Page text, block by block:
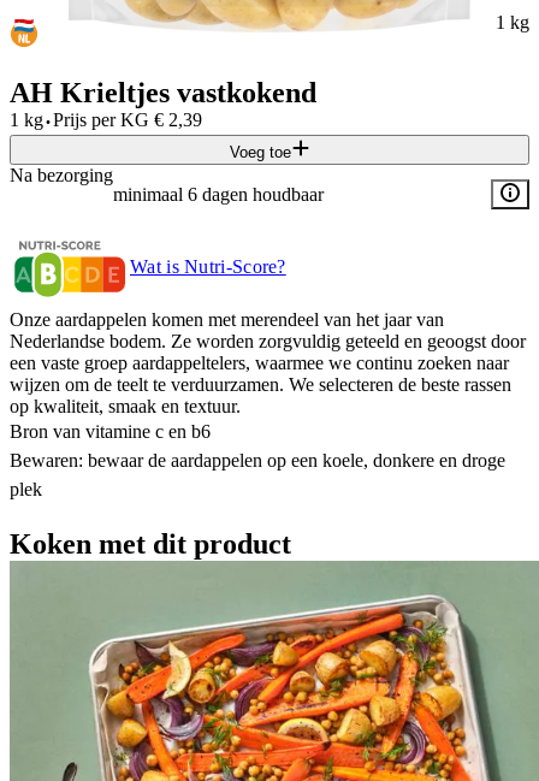
1 kg
AH Krieltjes vastkokend
1 kg·Prijs per KG € 2,39
Voeg toe
Na bezorging
minimaal 6 dagen houdbaar
Wat is Nutri-Score?
Onze aardappelen komen met merendeel van het jaar van
Nederlandse bodem. Ze worden zorgvuldig geteeld en geoogst door
een vaste groep aardappeltelers, waarmee we continu zoeken naar
wijzen om de teelt te verduurzamen. We selecteren de beste rassen
op kwaliteit, smaak en textuur.
Bron van vitamine c en b6
Bewaren: bewaar de aardappelen op een koele, donkere en droge
plek
Koken met dit product